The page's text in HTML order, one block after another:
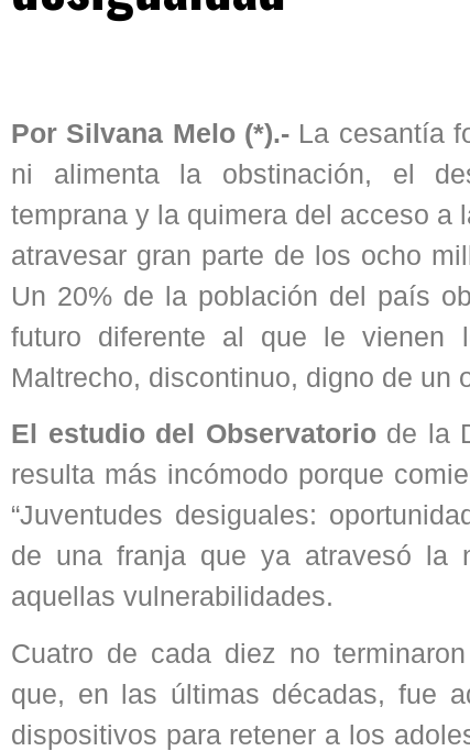
Por Silvana Melo (*).- La cesantía
ni alimenta la obstinación, el
temprana y la quimera del acceso a
atravesar gran parte de los ocho
Un 20% de la población del país
futuro diferente al que le vienen
Maltrecho, discontinuo, digno de un
El estudio del Observatoriode la
resulta más incómodo porque
“Juventudes desiguales:
de una franja que ya atravesó la
aquellas vulnerabilidades.
Cuatro de cada diez no
que, en las últimas décadas, fue
dispositivos para retener a los